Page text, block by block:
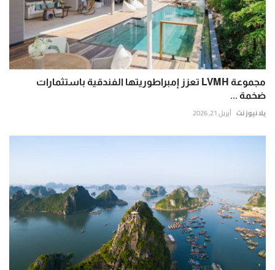
مجموعة LVMH تعزز إمبراطوريتها الفندقية باستثمارات
ضخمة ...
يلا نيوز نت أبريل 21, 2026